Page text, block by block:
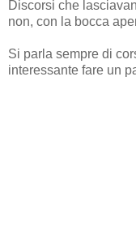
Discorsi che
non, con la bocca
Si parla sempre di
interessante fare un